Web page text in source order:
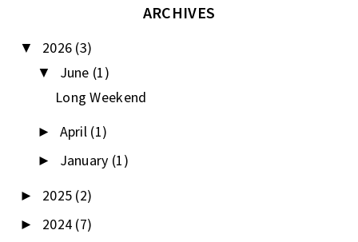
ARCHIVES
▼ 2026 (3)
▼ June (1)
Long Weekend
► April (1)
► January (1)
► 2025 (2)
► 2024 (7)